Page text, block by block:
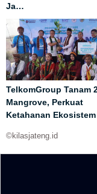
Ja…
TelkomGroup Tanam
Mangrove, Perkuat
Ketahanan
©kilasjateng.id